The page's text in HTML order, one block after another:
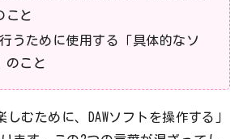
こと
行うために使用する「具体的なソ
のこと
しむために、DAWソフトを操作する」